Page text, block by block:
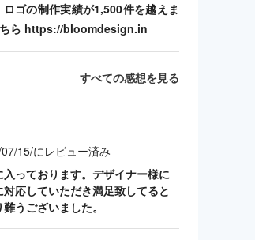
ゴの制作実績が1,500件を越えま
ちら https://bloomdesign.in
すべての感想を見る
15/にレビュー済み
っております。デザイナー様に
応していただき満足致してると
うございました。